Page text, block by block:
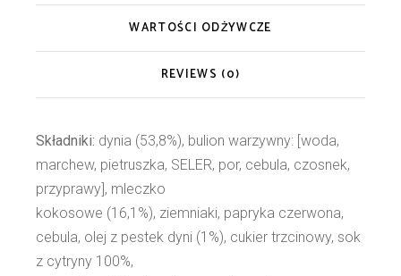
WARTOŚCI ODŻYWCZE
REVIEWS (0)
Składniki: dynia (53,8%), bulion warzywny: [woda,
marchew, pietruszka, SELER, por, cebula, czosnek,
przyprawy], mleczko
kokosowe (16,1%), ziemniaki, papryka czerwona,
cebula, olej z pestek dyni (1%), cukier trzcinowy, sok
z cytryny 100%,